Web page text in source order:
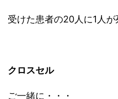
受けた患者の20人に1人
クロスセル
ご一緒に・・・